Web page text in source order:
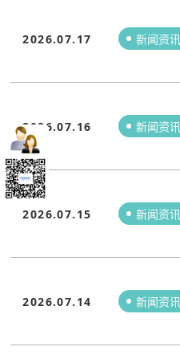
2026.07.17 新闻资讯
2026.07.16 新闻资讯
2026.07.15 新闻资讯
2026.07.14 新闻资讯